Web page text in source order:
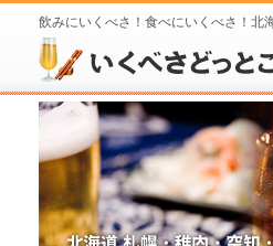
飲みにいくべさ！食べにいくべさ！北